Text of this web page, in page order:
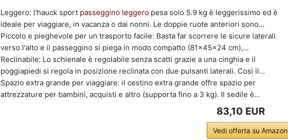
Leggero: l'hauck sport passeggino leggero pesa solo 5.9 kg è leggerissimo ed è
ideale per viaggiare, in vacanza o dai nonni. Le doppie ruote anteriori sono...
Piccolo e pieghevole per un trasporto facile: Basta far scorrere le sicure laterali
verso l'alto e il passeggino si piega in modo compatto (81x45x24 cm),...
Reclinabile: Lo schienale è regolabile senza scatti grazie a una cinghia e il
poggiapiedi si regola in posizione reclinata con due pulsanti laterali. Così il...
Spazio extra grande per viaggiare: il cestino extra grande offre spazio per
attrezzature per bambini, acquisti e altro (supporta fino a 3 kg). Il sedile è...
83,10 EUR
Vedi offerta su Amazon